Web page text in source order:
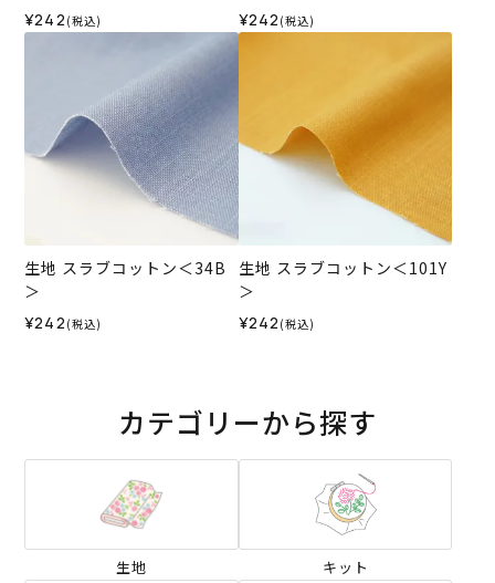
¥242 (税込) ¥242 (税込)
生地 スラブコットン＜34B
＞
¥242 (税込)
生地 スラブコットン＜101Y
＞
¥242 (税込)
カテゴリーから探す
生地 キット